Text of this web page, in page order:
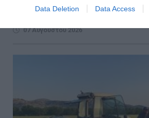
Data Deletion Data Access
πολιτών να αποκτήσουν σύγχρονο
07 Αυγούστου 2026